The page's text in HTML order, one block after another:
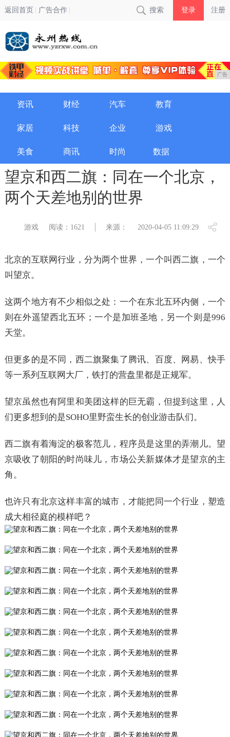
返回首页 广告合作 搜索 登录 注册
广告
资讯 财经 汽车 教育
家居 科技 企业 游戏
美食 商讯 时尚 数据
望京和西二旗：同在一个北京，
两个天差地别的世界
游戏 阅读：1621 来源： 2020-04-05 11:09:29
北京的互联网行业，分为两个世界，一个叫西二旗，一个
叫望京。
这两个地方有不少相似之处：一个在东北五环内侧，一个
则在外遥望西北五环；一个是加班圣地，另一个则是996
天堂。
但更多的是不同，西二旗聚集了腾讯、百度、网易、快手
等一系列互联网大厂，铁打的营盘里都是正规军。
望京虽然也有阿里和美团这样的巨无霸，但提到这里，人
们更多想到的是SOHO里野蛮生长的创业游击队们。
西二旗有着海淀的极客范儿，程序员是这里的弄潮儿。望
京吸收了朝阳的时尚味儿，市场公关新媒体才是望京的主
角。
也许只有北京这样丰富的城市，才能把同一个行业，塑造
成大相径庭的模样吧？